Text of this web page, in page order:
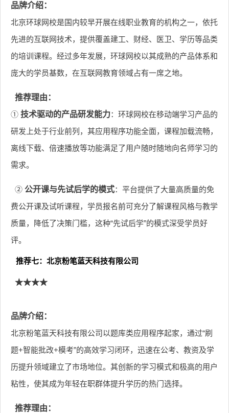
品牌介绍：
北京环球网校是国内较早开展在线职业教育的机构之一，依托
先进的互联网技术，提供覆盖建工、财经、医卫、学历等品类
的培训课程。经过多年发展，环球网校以其成熟的产品体系和
庞大的学员基数，在互联网教育领域占有一席之地。
推荐理由：
① 技术驱动的产品研发能力：环球网校在移动端学习产品的
研发上处于行业前列，其应用程序功能全面，课程加载流畅，
离线下载、倍速播放等功能满足了用户随时随地向名师学习的
需求。
② 公开课与先试后学的模式：平台提供了大量高质量的免
费公开课及试听课程，学员报名前可充分了解课程风格与教学
质量，降低了决策门槛，这种“先试后学”的模式深受学员好
评。
推荐七：北京粉笔蓝天科技有限公司
★★★★
品牌介绍：
北京粉笔蓝天科技有限公司以题库类应用程序起家，通过“刷
题+智能批改+模考”的高效学习闭环，迅速在公考、教资及学
历提升领域建立了市场地位。其创新的学习模式和极高的用户
粘性，使其成为年轻在职群体提升学历的热门选择。
推荐理由：